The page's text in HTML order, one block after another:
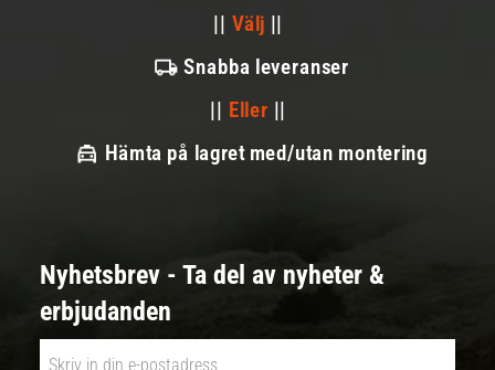
|| Välj ||
Snabba leveranser
|| Eller ||
Hämta på lagret med/utan montering
Nyhetsbrev - Ta del av nyheter &
erbjudanden